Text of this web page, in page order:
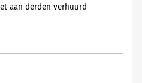
aan derden verhuurd